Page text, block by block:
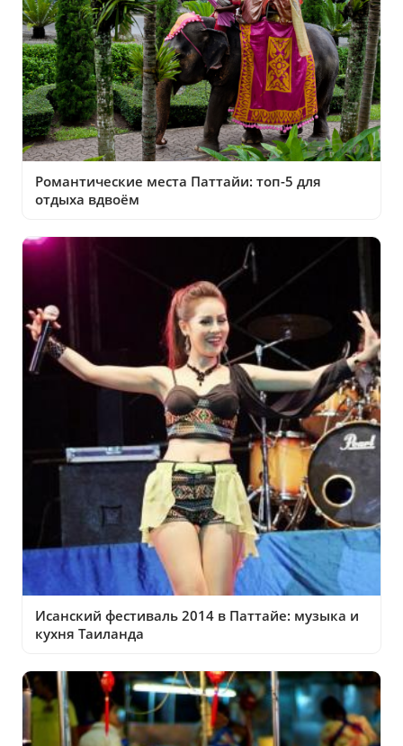
Романтические места Паттайи: топ-5 для
отдыха вдвоём
Исанский фестиваль 2014 в Паттайе: музыка и
кухня Таиланда